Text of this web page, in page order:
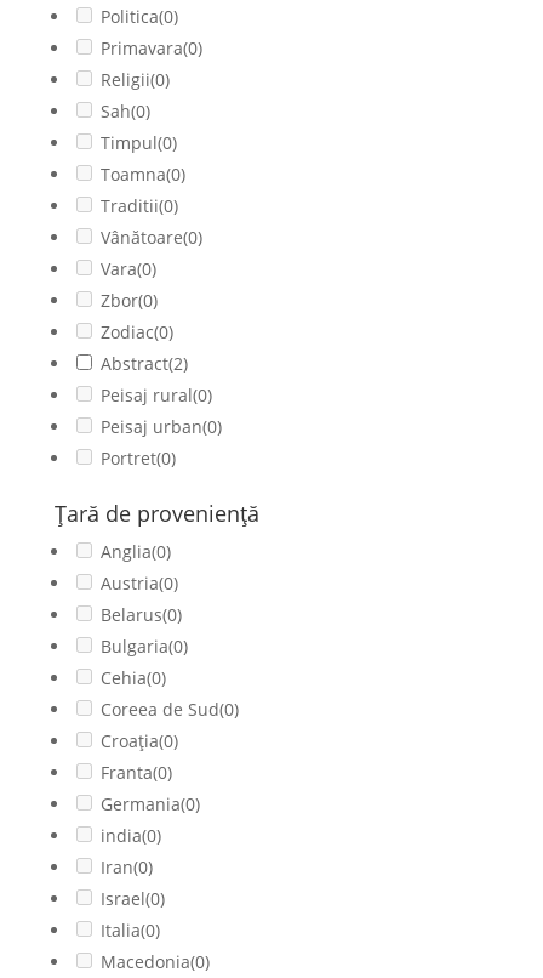
Politica(0)
Primavara(0)
Religii(0)
Sah(0)
Timpul(0)
Toamna(0)
Traditii(0)
Vânătoare(0)
Vara(0)
Zbor(0)
Zodiac(0)
Abstract(2)
Peisaj rural(0)
Peisaj urban(0)
Portret(0)
Ţară de provenienţă
Anglia(0)
Austria(0)
Belarus(0)
Bulgaria(0)
Cehia(0)
Coreea de Sud(0)
Croația(0)
Franta(0)
Germania(0)
india(0)
Iran(0)
Israel(0)
Italia(0)
Macedonia(0)